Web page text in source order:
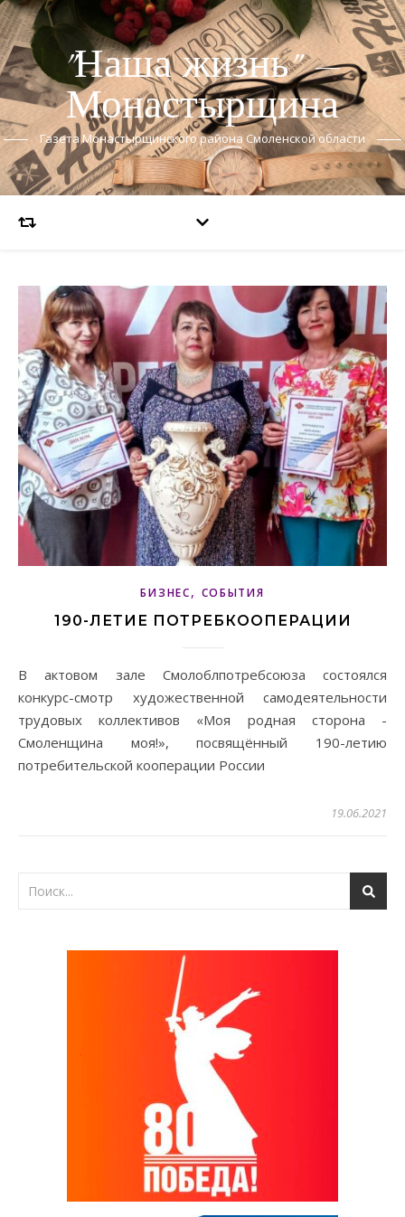
"Наша жизнь" —
Монастырщина
Газета Монастырщинского района Смоленской области
БИЗНЕС, СОБЫТИЯ
190-ЛЕТИЕ ПОТРЕБКООПЕРАЦИИ
В актовом зале Смолоблпотребсоюза состоялся
конкурс-смотр художественной самодеятельности
трудовых коллективов «Моя родная сторона -
Смоленщина моя!», посвящённый 190-летию
потребительской кооперации России
19.06.2021